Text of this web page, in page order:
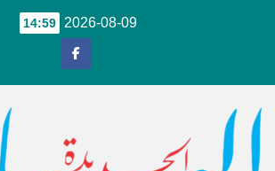
2026-08-09
14:59